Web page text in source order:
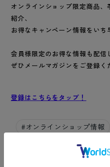
オンラインショップ限定商品
紹介、
お得なキャンペーン情報をいち
会員様限定のお得な情報も配信
ぜひメールマガジンをご登録く
登録はこちらをタップ ！
#オンラインショップ情報